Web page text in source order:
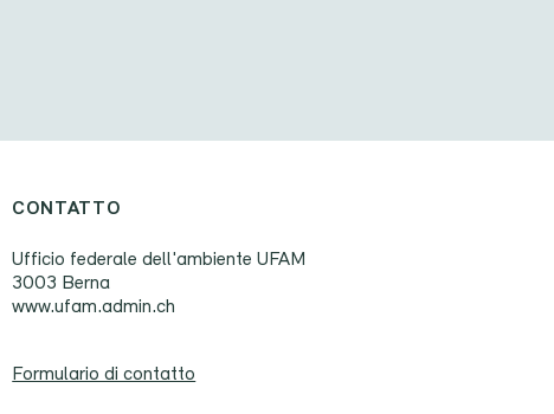
CONTATTO
Ufficio federale dell'ambiente UFAM
3003 Berna
www.ufam.admin.ch
Formulario di contatto